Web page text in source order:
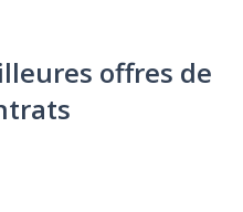
offres de